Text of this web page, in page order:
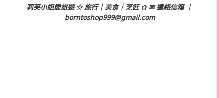
莉芙小姐愛旅遊 ✩ 旅行｜美食｜烹飪 ✩ ✉ 連絡信箱 ｜
borntoshop999@gmail.com